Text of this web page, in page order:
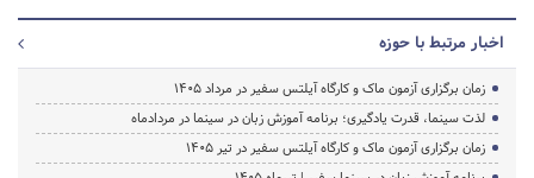
اخبار مرتبط با حوزه
زمان برگزاری آزمون ماک و کارگاه آیلتس سفیر در مرداد 1405
لذت سینما، قدرت یادگیری؛ برنامه آموزش زبان در سینما در مردادماه
زمان برگزاری آزمون ماک و کارگاه آیلتس سفیر در تیر 1405